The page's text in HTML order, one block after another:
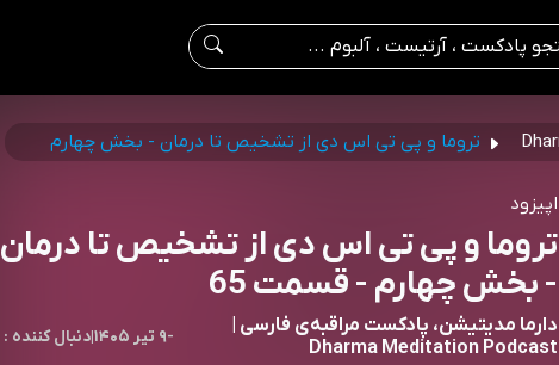
تروما و پی تی اس دی از تشخیص تا درمان - بخش چهارم
اپیزود
تروما و پی تی اس دی از تشخیص تا درمان
- بخش چهارم - قسمت 65
دارما مدیتیشن، پادکست مراقبه‌ی فارسی |
Dharma Meditation Podcast
-۹ تیر ۱۴۰۵ |8 : دنبال کننده